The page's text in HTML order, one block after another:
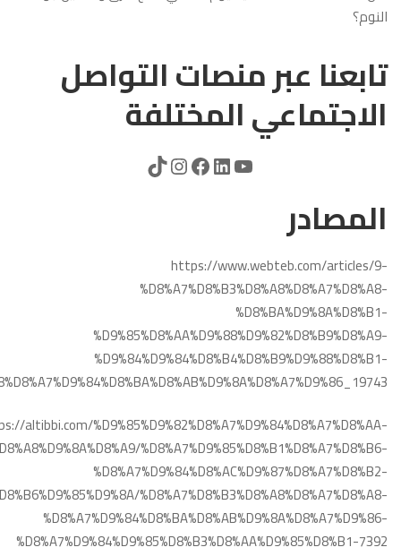
النوم؟
تابعنا عبر منصات التواصل
الاجتماعي المختلفة
المصادر
https://www.webteb.com/articles/9-
%D8%A7%D8%B3%D8%A8%D8%A7%D8%A8-
%D8%BA%D9%8A%D8%B1-
%D9%85%D8%AA%D9%88%D9%82%D8%B9%D8%A9-
%D9%84%D9%84%D8%B4%D8%B9%D9%88%D8%B1-
altibbi.com/%D9%85%D9%82%D8%A7%D9%84%D8%A7%D8%AA-
%D8%A7%D9%85%D8%B1%D8%A7%D8%B6-
%D8%A7%D9%84%D8%AC%D9%87%D8%A7%D8%B2-
%D8%A7%D8%B3%D8%A8%D8%A7%D8%A8-
%D8%A7%D9%84%D8%BA%D8%AB%D9%8A%D8%A7%D9%86-
%D8%A7%D9%84%D9%85%D8%B3%D8%AA%D9%85%D8%B1-7392